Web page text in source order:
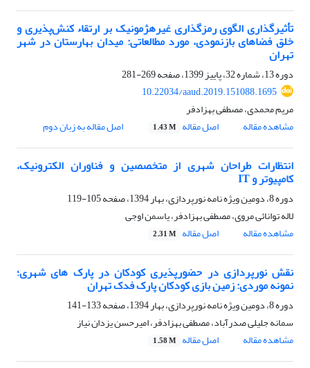
تأثیرگذاری الگوی رمزگذاری غیرهژمونیک بر ارتقاء کنش‌پذیری و
خلق فضاهای بازنمودی، مورد مطالعاتی: میدان بهارستان در شهر
تهران
دوره 13، شماره 32، پاییز 1399، صفحه
269-281
10.22034/aaud.2019.151088.1695
مریم محمدی، مصطفی بهزادفر
مشاهده مقاله
اصل مقاله 1.43 M اصل مقاله به زبان دوم
انتظارات طراحان شهری از متخصصین و فناوران الکترونیک،
کامپیوتر و IT
دوره 8، دومین ویژه نامه نورپردازی، بهار 1394، صفحه
105-119
لاله توانائی مروی، مصطفی بهزادفر، یاسمن اوجی
مشاهده مقاله
اصل مقاله 2.31 M
نقش نورپردازی در حضورپذیری کودکان در پارک های شهری؛
نمونه موردی: زمین بازی کودکان پارک فدک تهران
دوره 8، دومین ویژه نامه نورپردازی، بهار 1394، صفحه
133-141
سمانه جلیلی صدرآباد، مصطفی بهزادفر، امیرحسن یزدان نیاز
مشاهده مقاله
اصل مقاله 1.58 M